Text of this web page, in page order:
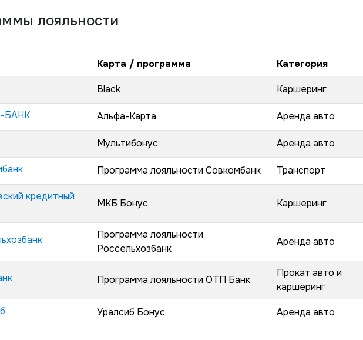
лояльности
Карта / программа Категория
Black Каршеринг
БАНК Альфа-Карта Аренда авто
Мультибонус Аренда авто
Программа лояльности Совкомбанк Транспорт
кредитный
МКБ Бонус Каршеринг
Программа лояльности
Россельхозбанк
Аренда авто
Программа лояльности ОТП Банк
Прокат авто и
каршеринг
Уралсиб Бонус Аренда авто